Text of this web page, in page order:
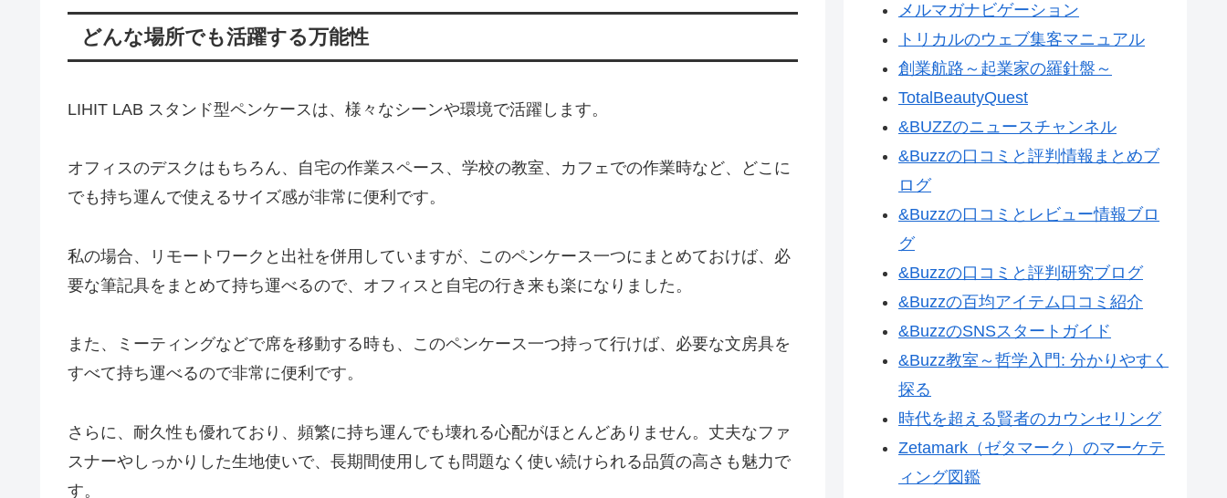
どんな場所でも活躍する万能性
LIHIT LAB スタンド型ペンケースは、様々なシーンや環境で活躍します。
オフィスのデスクはもちろん、自宅の作業スペース、学校の教室、カフェでの作業時など、どこに
でも持ち運んで使えるサイズ感が非常に便利です。
私の場合、リモートワークと出社を併用していますが、このペンケース一つにまとめておけば、必
要な筆記具をまとめて持ち運べるので、オフィスと自宅の行き来も楽になりました。
また、ミーティングなどで席を移動する時も、このペンケース一つ持って行けば、必要な文房具を
すべて持ち運べるので非常に便利です。
さらに、耐久性も優れており、頻繁に持ち運んでも壊れる心配がほとんどありません。丈夫なファ
スナーやしっかりした生地使いで、長期間使用しても問題なく使い続けられる品質の高さも魅力で
す。
メルマガナビゲーション
トリカルのウェブ集客マニュアル
創業航路～起業家の羅針盤～
TotalBeautyQuest
&BUZZのニュースチャンネル
&Buzzの口コミと評判情報まとめブ
ログ
&Buzzの口コミとレビュー情報ブロ
グ
&Buzzの口コミと評判研究ブログ
&Buzzの百均アイテム口コミ紹介
&BuzzのSNSスタートガイド
&Buzz教室～哲学入門: 分かりやすく
探る
時代を超える賢者のカウンセリング
Zetamark（ゼタマーク）のマーケテ
ィング図鑑